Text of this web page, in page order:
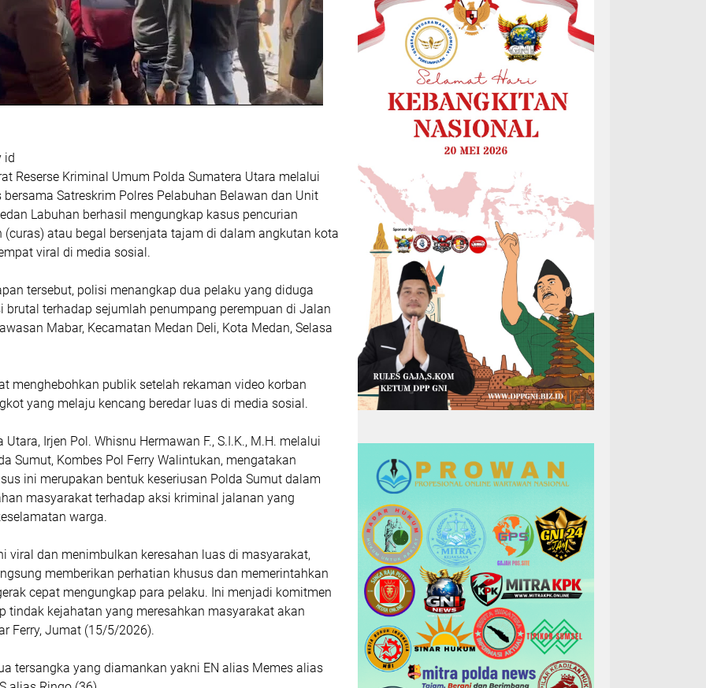
id
Reserse Kriminal Umum Polda Sumatera Utara melalui
Satreskrim Polres Pelabuhan Belawan dan Unit
Labuhan berhasil mengungkap kasus pencurian
(curas) atau begal bersenjata tajam di dalam angkutan kota
viral di media sosial.
tersebut, polisi menangkap dua pelaku yang diduga
brutal terhadap sejumlah penumpang perempuan di Jalan
Mabar, Kecamatan Medan Deli, Kota Medan, Selasa
menghebohkan publik setelah rekaman video korban
yang melaju kencang beredar luas di media sosial.
Utara, Irjen Pol. Whisnu Hermawan F., S.I.K., M.H. melalui
Sumut, Kombes Pol Ferry Walintukan, mengatakan
ini merupakan bentuk keseriusan Polda Sumut dalam
masyarakat terhadap aksi kriminal jalanan yang
warga.
viral dan menimbulkan keresahan luas di masyarakat,
memberikan perhatian khusus dan memerintahkan
cepat mengungkap para pelaku. Ini menjadi komitmen
tindak kejahatan yang meresahkan masyarakat akan
Ferry, Jumat (15/5/2026).
tersangka yang diamankan yakni EN alias Memes alias